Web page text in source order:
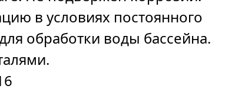
в условиях постоянного
обработки воды бассейна.